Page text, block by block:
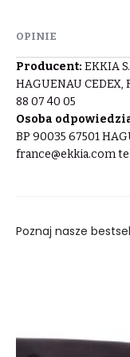
OPINIE
Producent: EKKIA
HAGUENAU CEDEX,
88 07 40 05
Osoba
BP 90035 67501
france@ekkia.com
Poznaj nasze